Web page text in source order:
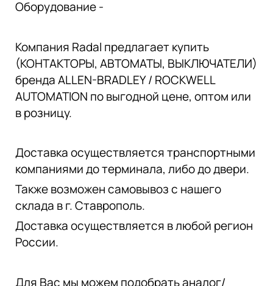
Оборудование -
Компания Radal предлагает купить
(КОНТАКТОРЫ, АВТОМАТЫ, ВЫКЛЮЧАТЕЛИ)
бренда ALLEN-BRADLEY / ROCKWELL
AUTOMATION по выгодной цене, оптом или
в розницу.
Доставка осуществляется транспортными
компаниями до терминала, либо до двери.
Также возможен самовывоз с нашего
склада в г. Ставрополь.
Доставка осуществляется в любой регион
России.
Для Вас мы можем подобрать аналог/